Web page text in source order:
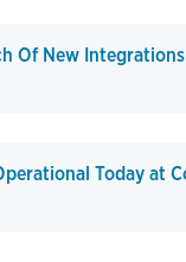
Of New Integrations
Today at